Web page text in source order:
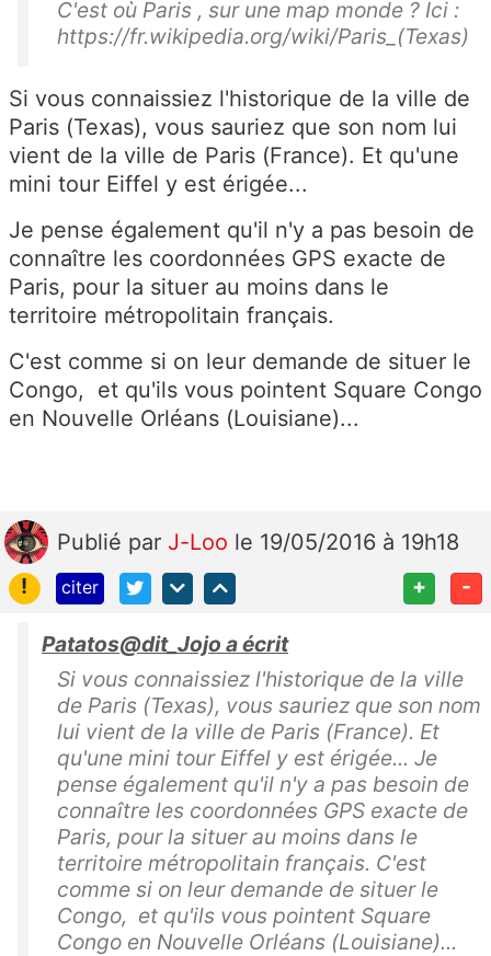
C'est où Paris , sur une map monde ? Ici :
https://fr.wikipedia.org/wiki/Paris_(Texas)
Si vous connaissiez l'historique de la ville de
Paris (Texas), vous sauriez que son nom lui
vient de la ville de Paris (France). Et qu'une
mini tour Eiffel y est érigée...
Je pense également qu'il n'y a pas besoin de
connaître les coordonnées GPS exacte de
Paris, pour la situer au moins dans le
territoire métropolitain français.
C'est comme si on leur demande de situer le
Congo, et qu'ils vous pointent Square Congo
en Nouvelle Orléans (Louisiane)...
Publié par J-Loo le 19/05/2016 à 19h18
!
citer + -
Patatos@dit_Jojo a écrit
Si vous connaissiez l'historique de la ville
de Paris (Texas), vous sauriez que son nom
lui vient de la ville de Paris (France). Et
qu'une mini tour Eiffel y est érigée... Je
pense également qu'il n'y a pas besoin de
connaître les coordonnées GPS exacte de
Paris, pour la situer au moins dans le
territoire métropolitain français. C'est
comme si on leur demande de situer le
Congo, et qu'ils vous pointent Square
Congo en Nouvelle Orléans (Louisiane)...